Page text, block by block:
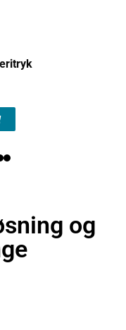
og